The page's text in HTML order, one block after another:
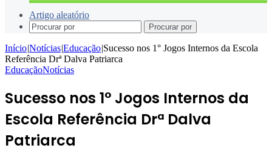
Artigo aleatório
Procurar por
Início|Notícias|Educação|Sucesso nos 1° Jogos Internos da Escola
Referência Drª Dalva Patriarca
EducaçãoNotícias
Sucesso nos 1° Jogos Internos da
Escola Referência Drª Dalva
Patriarca